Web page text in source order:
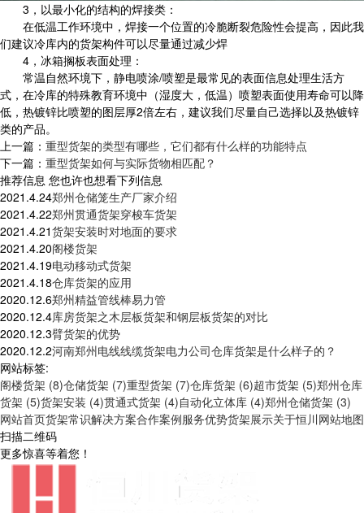
3，以最小化的结构的焊接类：
在低温工作环境中，焊接一个位置的冷脆断裂危险性会提高，因此我
们建议冷库内的货架构件可以尽量通过减少焊
4，冰箱搁板表面处理：
常温自然环境下，静电喷涂/喷塑是最常见的表面信息处理生活方
式，在冷库的特殊教育环境中（湿度大，低温）喷塑表面使用寿命可以降
低，热镀锌比喷塑的图层厚2倍左右，建议我们尽量自己选择以及热镀锌
类的产品。
上一篇： 重型货架的类型有哪些，它们都有什么样的功能特点
下一篇： 重型货架如何与实际货物相匹配？
推荐信息 您也许也想看下列信息
2021.4.24郑州仓储笼生产厂家介绍
2021.4.22郑州贯通货架穿梭车货架
2021.4.21货架安装时对地面的要求
2021.4.20阁楼货架
2021.4.19电动移动式货架
2021.4.18仓库货架的应用
2020.12.6郑州精益管线棒易力管
2020.12.4库房货架之木层板货架和钢层板货架的对比
2020.12.3臂货架的优势
2020.12.2河南郑州电线线缆货架电力公司仓库货架是什么样子的？
网站标签:
阁楼货架 (8)仓储货架 (7)重型货架 (7)仓库货架 (6)超市货架 (5)郑州仓库
货架 (5)货架安装 (4)贯通式货架 (4)自动化立体库 (4)郑州仓储货架 (3)
网站首页货架常识解决方案合作案例服务优势货架展示关于恒川网站地图
扫描二维码
更多惊喜等着您！